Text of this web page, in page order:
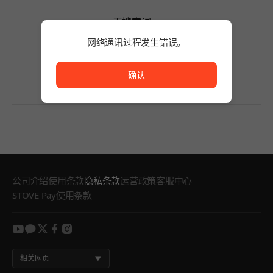
无搜索词。
请缩短搜索词的字数或变更筛选条件。
公司介绍使用条款隐私条款运营政策客服中心
STOVE Pay使用条款
youtube
kakao
twitter
facebook
instagram
相关网页
网络通讯过程发生错误。
确认